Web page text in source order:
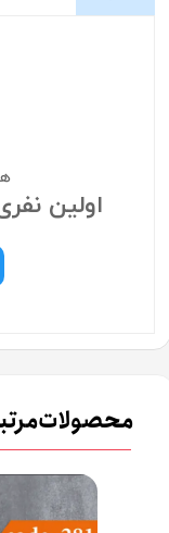
اولین
محصولات